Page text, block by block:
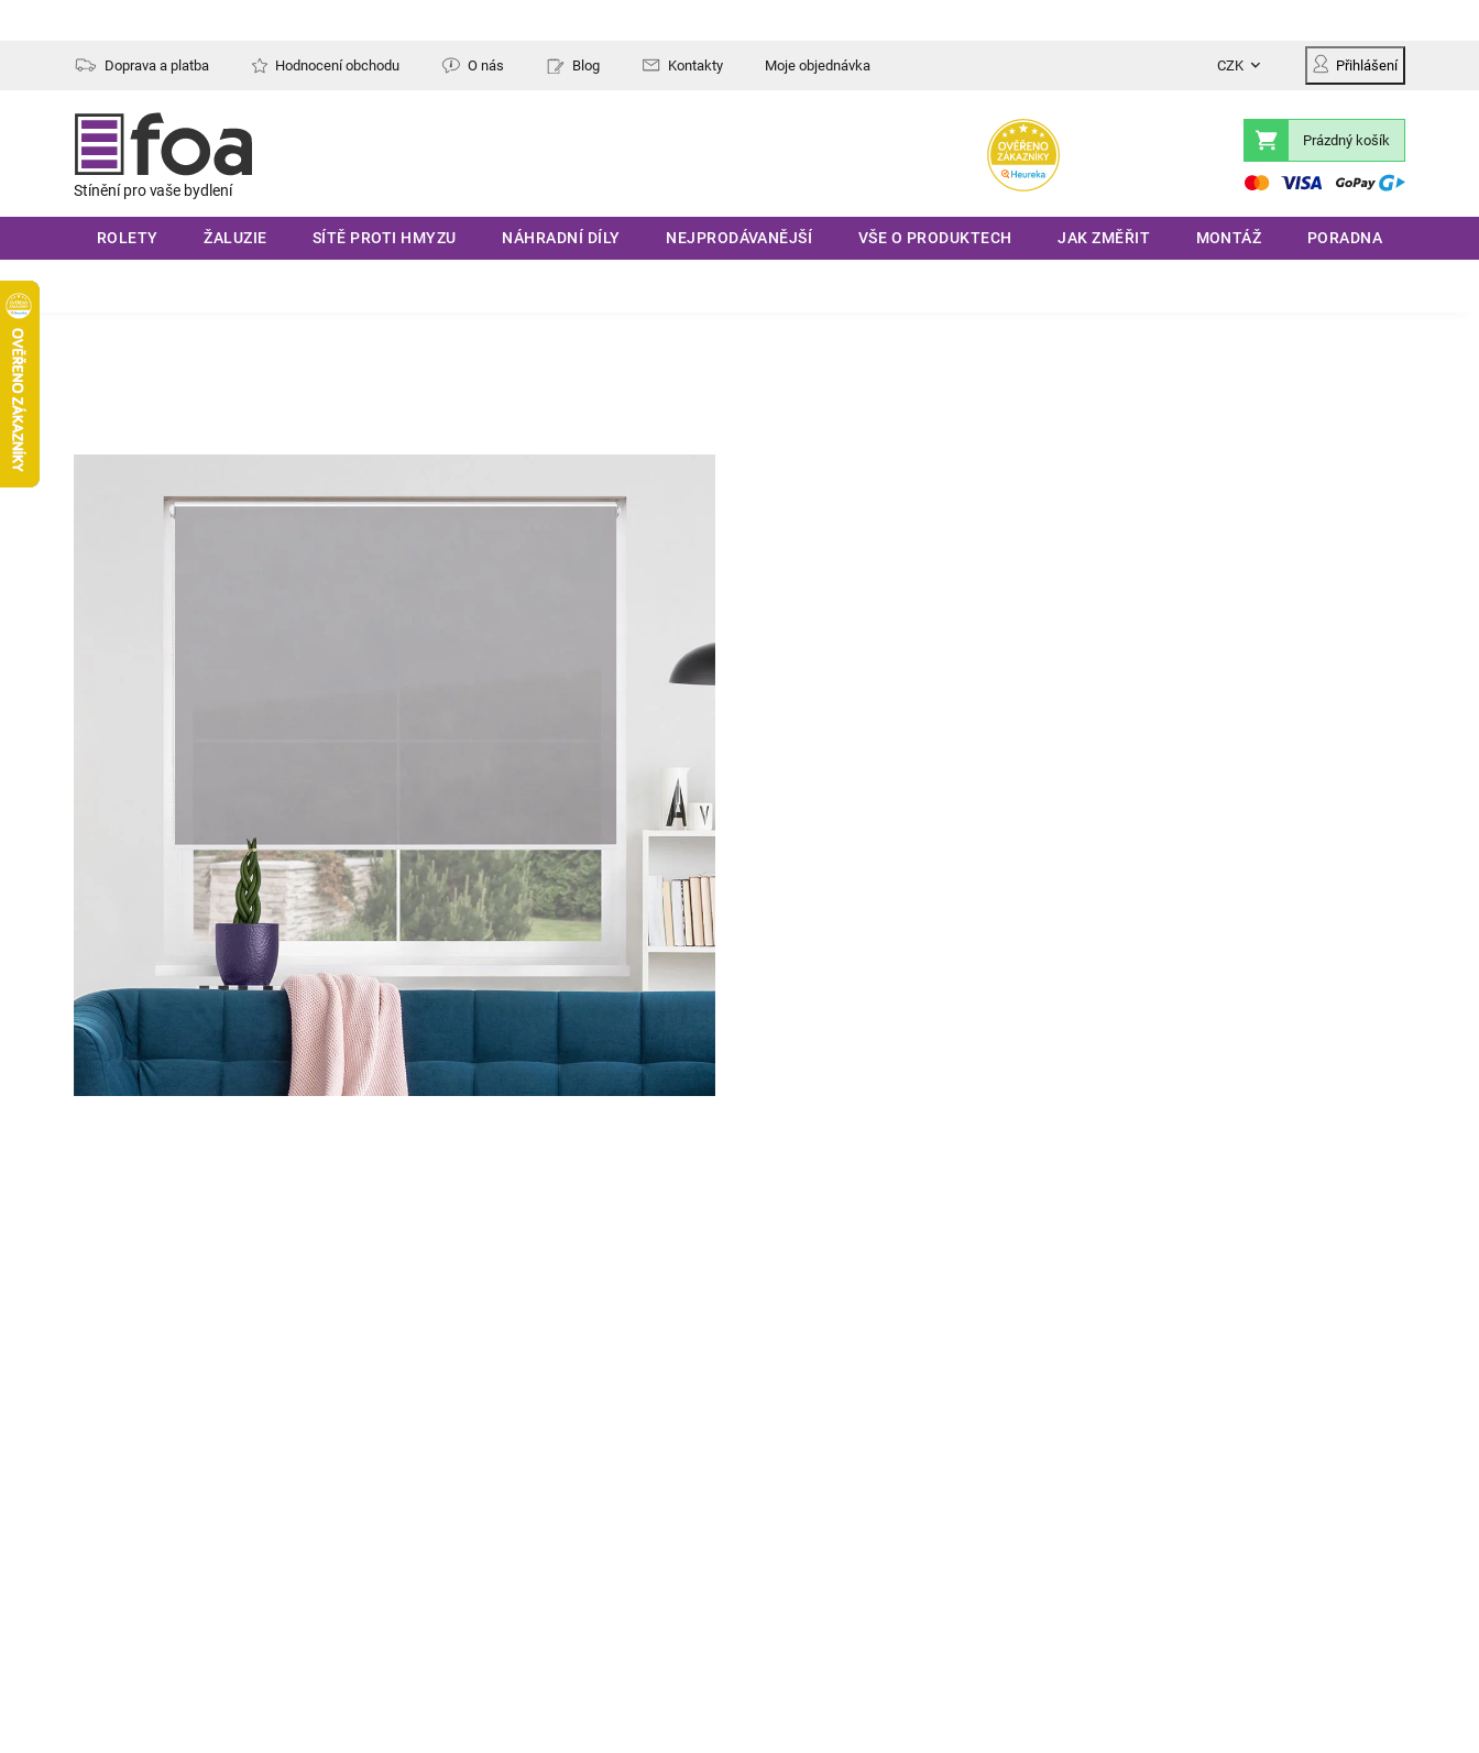
Doprava a platba Hodnocení obchodu O nás Blog Kontakty Moje objednávka CZK Přihlášení
Nákupní
košík
Prázdný košík
ROLETY ŽALUZIE SÍTĚ PROTI HMYZU NÁHRADNÍ DÍLY NEJPRODÁVANĚJŠÍ VŠE O PRODUKTECH JAK ZMĚŘIT MONTÁŽ PORADNA